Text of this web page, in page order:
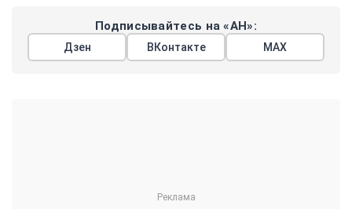
Подписывайтесь на «АН»:
Дзен ВКонтакте МАХ